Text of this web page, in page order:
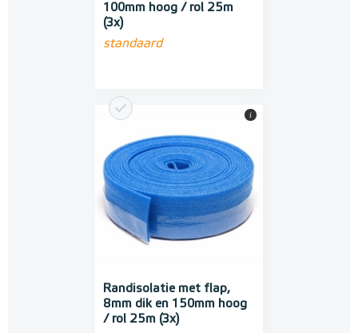
100mm hoog / rol 25m
(3x)
standaard
Randisolatie met flap,
8mm dik en 150mm hoog
/ rol 25m (3x)
i